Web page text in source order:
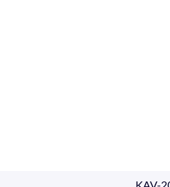
KAV-